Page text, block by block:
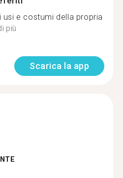
usi e costumi della propria
più
Scarica la app